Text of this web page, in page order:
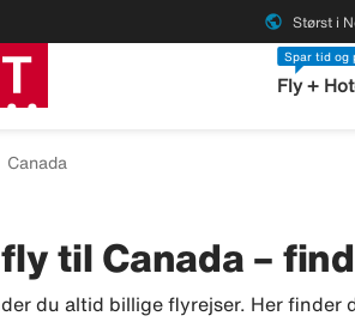
public Størst i
Spar tid og
Fly +
Canada
til Canada –
du altid billige flyrejser. Her finder